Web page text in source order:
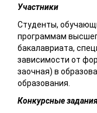
Участники
Студенты,
программам
бакалавриата,
зависимости от
заочная) в
образования.
Конкурсные